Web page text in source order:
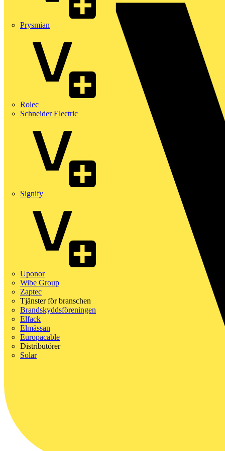
Prysmian
Rolec
Schneider Electric
Signify
Uponor
Wibe Group
Zaptec
Tjänster för branschen
Brandskyddsföreningen
Elfack
Elmässan
Europacable
Distributörer
Solar